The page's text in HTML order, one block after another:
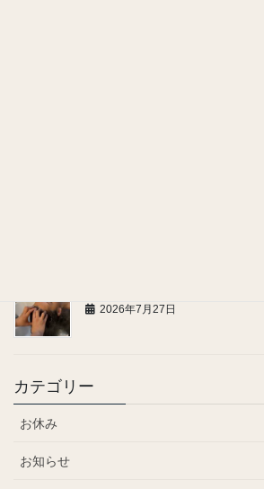
2026年7月27日
カテゴリー
お休み
お知らせ